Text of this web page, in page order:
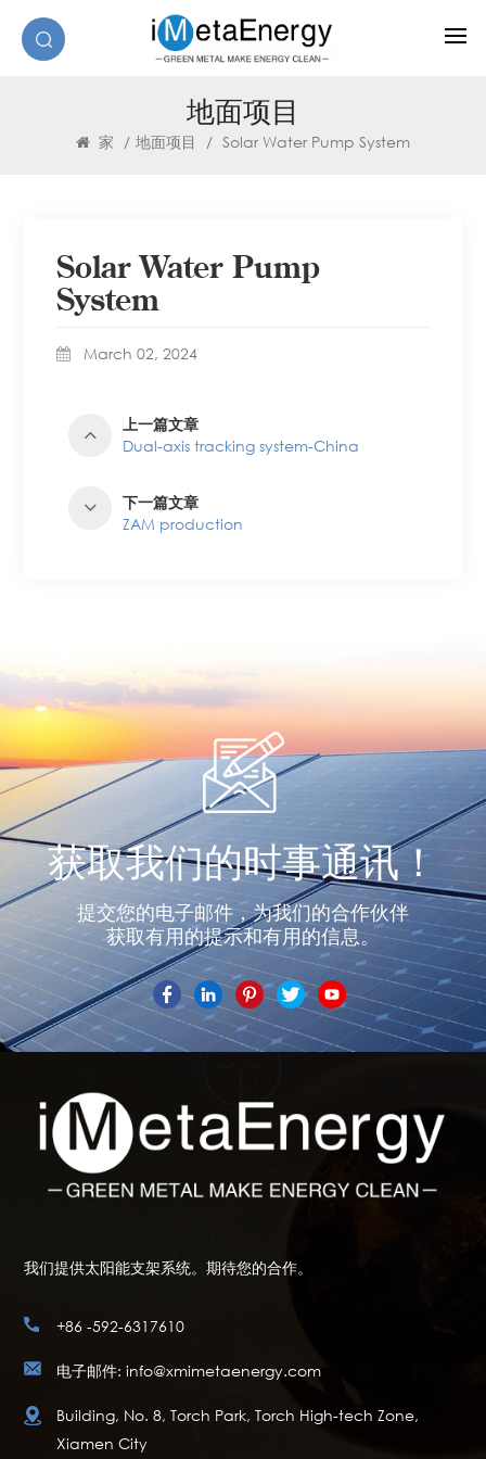
地面项目
家 / 地面项目 / Solar Water Pump System
Solar Water Pump
System
March 02, 2024
上一篇文章
Dual-axis tracking system-China
下一篇文章
ZAM production
获取我们的时事通讯！
提交您的电子邮件，为我们的合作伙伴
获取有用的提示和有用的信息。
我们提供太阳能支架系统。期待您的合作。
+86 -592-6317610
电子邮件: info@xmimetaenergy.com
Building, No. 8, Torch Park, Torch High-tech Zone,
Xiamen City